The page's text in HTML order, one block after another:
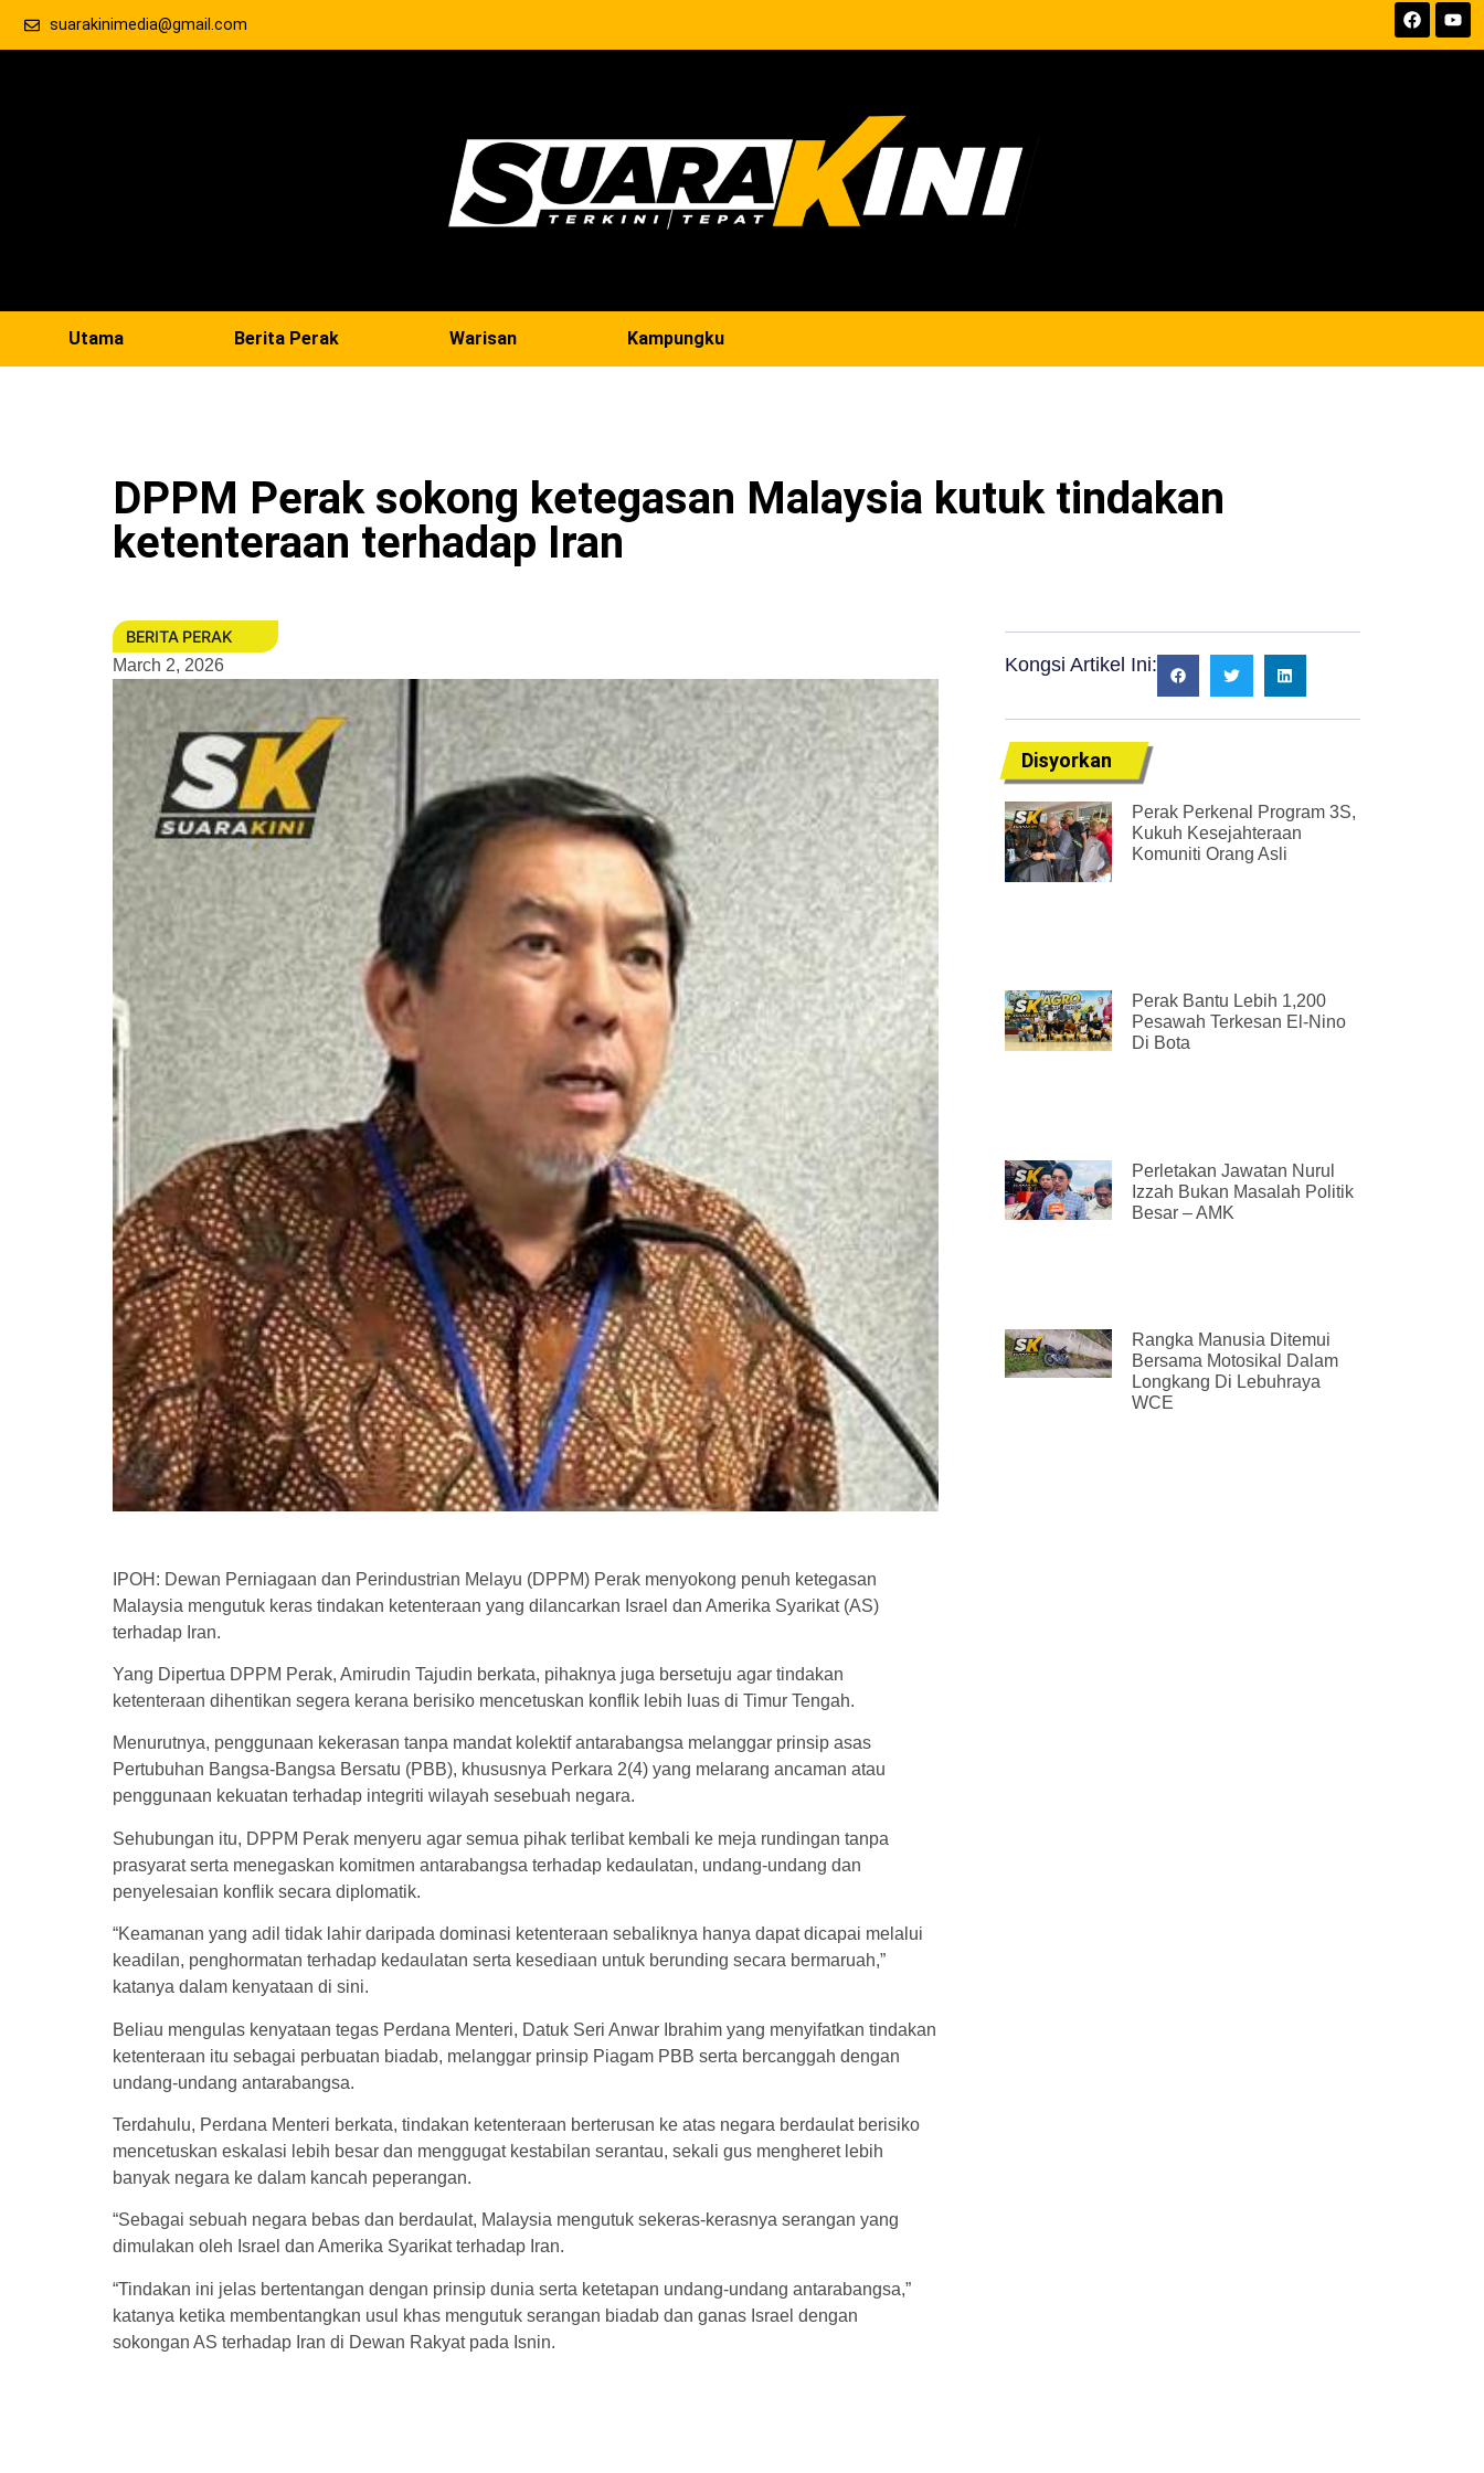
suarakinimedia@gmail.com
Utama Berita Perak Warisan Kampungku
DPPM Perak sokong ketegasan Malaysia kutuk tindakan
ketenteraan terhadap Iran
BERITA PERAK
March 2, 2026
IPOH: Dewan Perniagaan dan Perindustrian Melayu (DPPM) Perak menyokong penuh ketegasan
Malaysia mengutuk keras tindakan ketenteraan yang dilancarkan Israel dan Amerika Syarikat (AS)
terhadap Iran.
Yang Dipertua DPPM Perak, Amirudin Tajudin berkata, pihaknya juga bersetuju agar tindakan
ketenteraan dihentikan segera kerana berisiko mencetuskan konflik lebih luas di Timur Tengah.
Menurutnya, penggunaan kekerasan tanpa mandat kolektif antarabangsa melanggar prinsip asas
Pertubuhan Bangsa-Bangsa Bersatu (PBB), khususnya Perkara 2(4) yang melarang ancaman atau
penggunaan kekuatan terhadap integriti wilayah sesebuah negara.
Sehubungan itu, DPPM Perak menyeru agar semua pihak terlibat kembali ke meja rundingan tanpa
prasyarat serta menegaskan komitmen antarabangsa terhadap kedaulatan, undang-undang dan
penyelesaian konflik secara diplomatik.
“Keamanan yang adil tidak lahir daripada dominasi ketenteraan sebaliknya hanya dapat dicapai melalui
keadilan, penghormatan terhadap kedaulatan serta kesediaan untuk berunding secara bermaruah,”
katanya dalam kenyataan di sini.
Beliau mengulas kenyataan tegas Perdana Menteri, Datuk Seri Anwar Ibrahim yang menyifatkan tindakan
ketenteraan itu sebagai perbuatan biadab, melanggar prinsip Piagam PBB serta bercanggah dengan
undang-undang antarabangsa.
Terdahulu, Perdana Menteri berkata, tindakan ketenteraan berterusan ke atas negara berdaulat berisiko
mencetuskan eskalasi lebih besar dan menggugat kestabilan serantau, sekali gus mengheret lebih
banyak negara ke dalam kancah peperangan.
“Sebagai sebuah negara bebas dan berdaulat, Malaysia mengutuk sekeras-kerasnya serangan yang
dimulakan oleh Israel dan Amerika Syarikat terhadap Iran.
“Tindakan ini jelas bertentangan dengan prinsip dunia serta ketetapan undang-undang antarabangsa,”
katanya ketika membentangkan usul khas mengutuk serangan biadab dan ganas Israel dengan
sokongan AS terhadap Iran di Dewan Rakyat pada Isnin.
Kongsi Artikel Ini:
Disyorkan
Perak Perkenal Program 3S,
Kukuh Kesejahteraan
Komuniti Orang Asli
Perak Bantu Lebih 1,200
Pesawah Terkesan El-Nino
Di Bota
Perletakan Jawatan Nurul
Izzah Bukan Masalah Politik
Besar – AMK
Rangka Manusia Ditemui
Bersama Motosikal Dalam
Longkang Di Lebuhraya
WCE